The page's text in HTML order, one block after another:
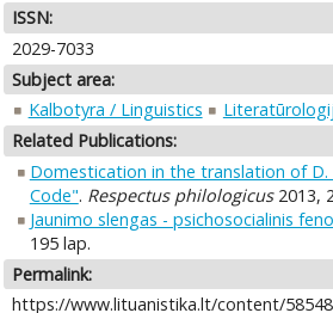
ISSN:
2029-7033
Subject area:
Kalbotyra / Linguistics
Related Publications:
Domestication in the translation of D.
Code". Respectus philologicus2013,
Jaunimo slengas - psichosocialinis
195 lap.
Permalink:
https://www.lituanistika.lt/content/58548